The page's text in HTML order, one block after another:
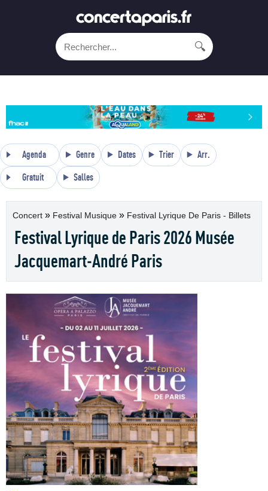
🔍
Agenda Genre Dates Trier Arr.
Gratuit Salles
Concert » Festival Musique » Festival Lyrique De Paris - Billets
Festival Lyrique de Paris 2026 Musée
Jacquemart-André Paris